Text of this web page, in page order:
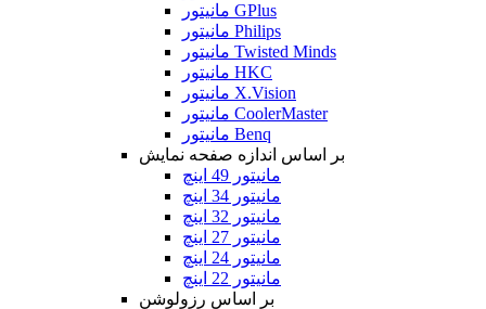
مانیتور GPlus
مانیتور Philips
مانیتور Twisted Minds
مانیتور HKC
مانیتور X.Vision
مانیتور CoolerMaster
مانیتور Benq
بر اساس اندازه صفحه نمایش
مانیتور 49 اینچ
مانیتور 34 اینچ
مانیتور 32 اینچ
مانیتور 27 اینچ
مانیتور 24 اینچ
مانیتور 22 اینچ
بر اساس رزولوشن